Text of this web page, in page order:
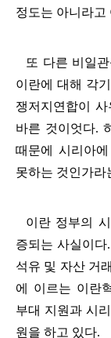
정도는 아니라고
또 다른 비일
이란에 대해 각
쟁저지연합이
바른 것이엇다.
때문에 시리아
못하는 것인가라
이란 정부의
증되는 사실이다.
석유 및 자산 거
에 이르는 이란
부대 지원과 시
원을 하고 있다.